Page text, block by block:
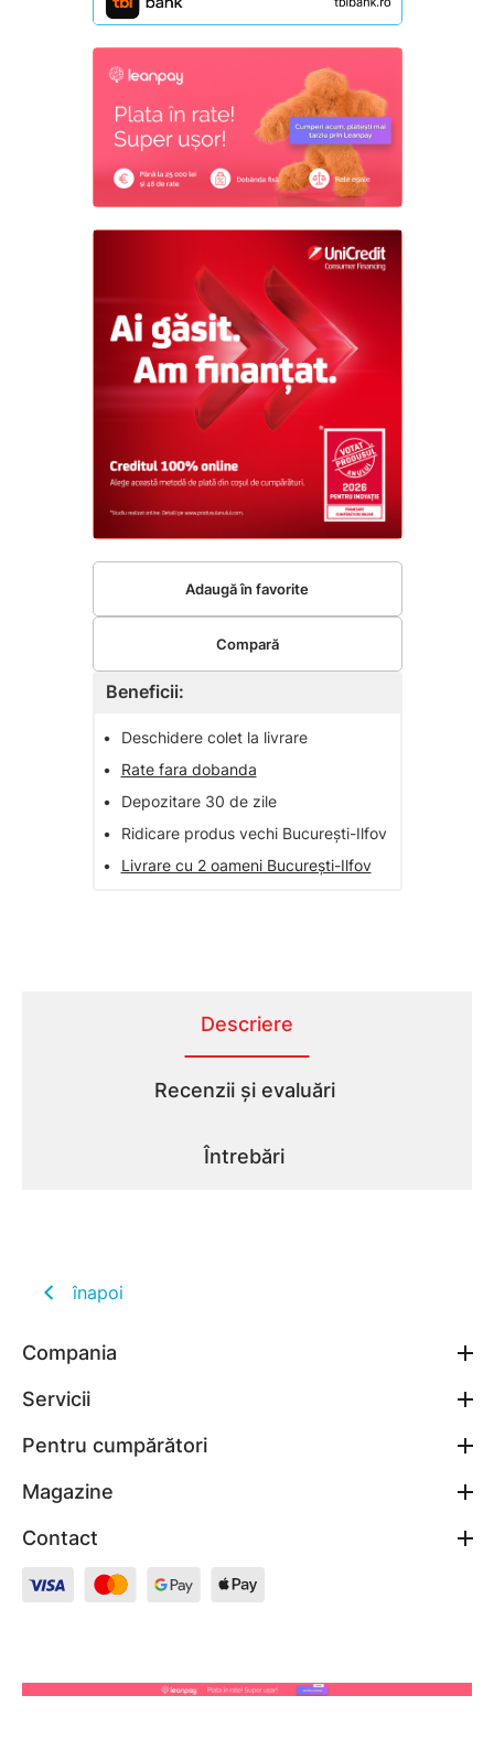
Beneficii:
•
Deschidere colet la livrare
•
Rate fara dobanda
•
Depozitare 30 de zile
•
Ridicare produs vechi București-Ilfov
•
Livrare cu 2 oameni București-Ilfov
Adaugă în favorite
Compară
Descriere
Recenzii și evaluări
Întrebări
înapoi
Compania
Servicii
Pentru cumpărători
Magazine
Contact